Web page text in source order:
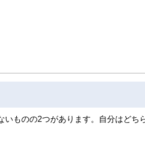
ものの2つがあります。自分はどち